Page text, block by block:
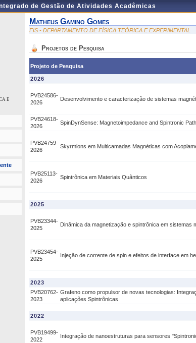
de Gestão de Atividades Acadêmicas
E
Matheus Gamino Gomes
FIS - DEPARTAMENTO DE FÍSICA TEÓRICA E EXPERIMENTAL
Projetos de Pesquisa
Projeto de Pesquisa
2026
PVB24586-
2026
Desenvolvimento e caracterização de sistemas
PVB24618-
2026
SpinDynSense: Magnetoimpedance and Spintronic
PVB24759-
2026
Skyrmions em Multicamadas Magnéticas com
PVB25113-
2026
Spintrônica em Materiais Quânticos
2025
PVB23344-
2025
Dinâmica da magnetização e spintrônica em sistemas
PVB23454-
2025
Injeção de corrente de spin e efeitos de interface em
2023
PVB20762-
2023
Grafeno como propulsor de novas tecnologias:
aplicações Spintrônicas
2022
PVB19499-
2022
Integração de nanoestruturas para sensores